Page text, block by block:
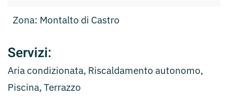
Zona: Montalto di Castro
Servizi:
Aria condizionata, Riscaldamento autonomo,
Piscina, Terrazzo